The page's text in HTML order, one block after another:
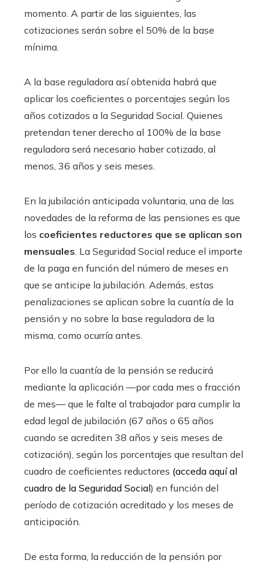
momento. A partir de las siguientes, las
cotizaciones serán sobre el 50% de la base
mínima.
A la base reguladora así obtenida habrá que
aplicar los coeficientes o porcentajes según los
años cotizados a la Seguridad Social. Quienes
pretendan tener derecho al 100% de la base
reguladora será necesario haber cotizado, al
menos, 36 años y seis meses.
En la jubilación anticipada voluntaria, una de las
novedades de la reforma de las pensiones es que
los coeficientes reductores que se aplican son
mensuales. La Seguridad Social reduce el importe
de la paga en función del número de meses en
que se anticipe la jubilación. Además, estas
penalizaciones se aplican sobre la cuantía de la
pensión y no sobre la base reguladora de la
misma, como ocurría antes.
Por ello la cuantía de la pensión se reducirá
mediante la aplicación —por cada mes o fracción
de mes— que le falte al trabajador para cumplir la
edad legal de jubilación (67 años o 65 años
cuando se acrediten 38 años y seis meses de
cotización), según los porcentajes que resultan del
cuadro de coeficientes reductores (acceda aquí al
cuadro de la Seguridad Social) en función del
período de cotización acreditado y los meses de
anticipación.
De esta forma, la reducción de la pensión por